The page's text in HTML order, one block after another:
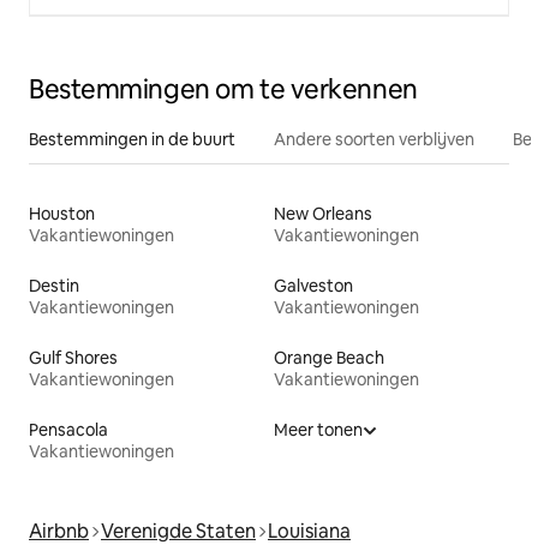
Bestemmingen om te verkennen
Bestemmingen in de buurt Andere soorten verblijven
Houston
Vakantiewoningen
New Orleans
Vakantiewoningen
Destin
Vakantiewoningen
Galveston
Vakantiewoningen
Gulf Shores
Vakantiewoningen
Orange Beach
Vakantiewoningen
Pensacola
Vakantiewoningen
Meer tonen
Airbnb Verenigde Staten Louisiana